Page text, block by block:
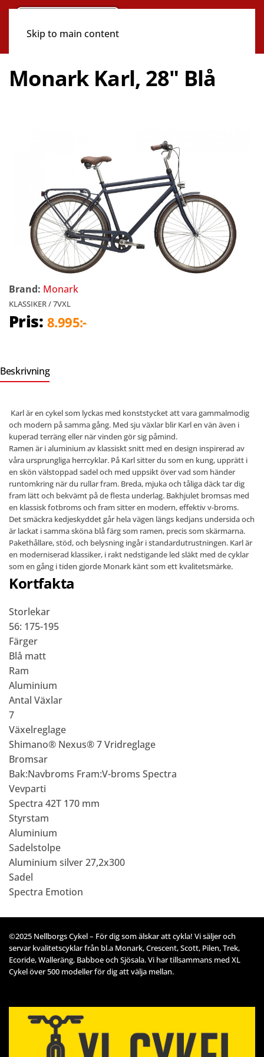
Skip to main content
Monark Karl, 28" Blå
Brand: Monark
KLASSIKER / 7VXL
Pris: 8.995:-
Beskrivning
Karl är en cykel som lyckas med konststycket att vara gammalmodig
och modern på samma gång. Med sju växlar blir Karl en vän även i
kuperad terräng eller när vinden gör sig påmind.
Ramen är i aluminium av klassiskt snitt med en design inspirerad av
våra ursprungliga herrcyklar. På Karl sitter du som en kung, upprätt i
en skön välstoppad sadel och med uppsikt över vad som händer
runtomkring när du rullar fram. Breda, mjuka och tåliga däck tar dig
fram lätt och bekvämt på de flesta underlag. Bakhjulet bromsas med
en klassisk fotbroms och fram sitter en modern, effektiv v-broms.
Det smäckra kedjeskyddet går hela vägen längs kedjans undersida och
är lackat i samma sköna blå färg som ramen, precis som skärmarna.
Pakethållare, stöd, och belysning ingår i standardutrustningen. Karl är
en moderniserad klassiker, i rakt nedstigande led släkt med de cyklar
som en gång i tiden gjorde Monark känt som ett kvalitetsmärke.
Kortfakta
Storlekar
56: 175-195
Färger
Blå matt
Ram
Aluminium
Antal Växlar
7
Växelreglage
Shimano® Nexus® 7 Vridreglage
Bromsar
Bak:Navbroms Fram:V-broms Spectra
Vevparti
Spectra 42T 170 mm
Styrstam
Aluminium
Sadelstolpe
Aluminium silver 27,2x300
Sadel
Spectra Emotion
©2025 Nellborgs Cykel – För dig som älskar att cykla! Vi säljer och
servar kvalitetscyklar från bl.a Monark, Crescent, Scott, Pilen, Trek,
Ecoride, Walleräng, Babboe och Sjösala. Vi har tillsammans med XL
Cykel över 500 modeller för dig att välja mellan.